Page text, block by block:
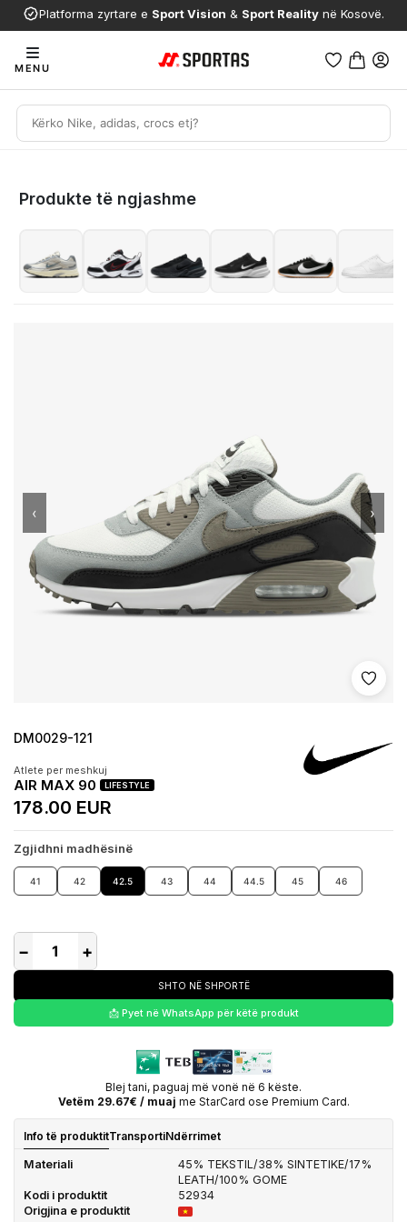
Platforma zyrtare e Sport Vision & Sport Reality në Kosovë.
MENU
Produkte të ngjashme
Shto
‹ ›
DM0029-121
Atlete per meshkuj
AIR MAX 90 LIFESTYLE
178.00 EUR
Zgjidhni madhësinë
41 42 42.5 43 44 44.5 45 46
− +
SHTO NË SHPORTË
📩 Pyet në WhatsApp për këtë produkt
Blej tani, paguaj më vonë në 6 këste.
Vetëm 29.67€ / muaj me StarCard ose Premium Card.
Info të produktitTransportiNdërrimet
Materiali
45% TEKSTIL/38% SINTETIKE/17%
LEATH/100% GOME
Kodi i produktit
52934
Origjina e produktit